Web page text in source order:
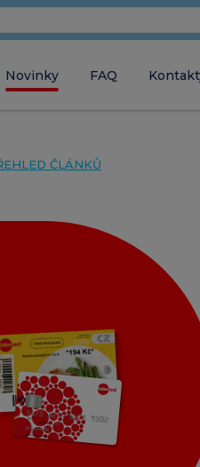
Novinky FAQ
chci objednávat
chci aktivovat
Partner
chci akceptovat
Edenred Benefity
Návod k přihlášení
ČLÁNKŮ